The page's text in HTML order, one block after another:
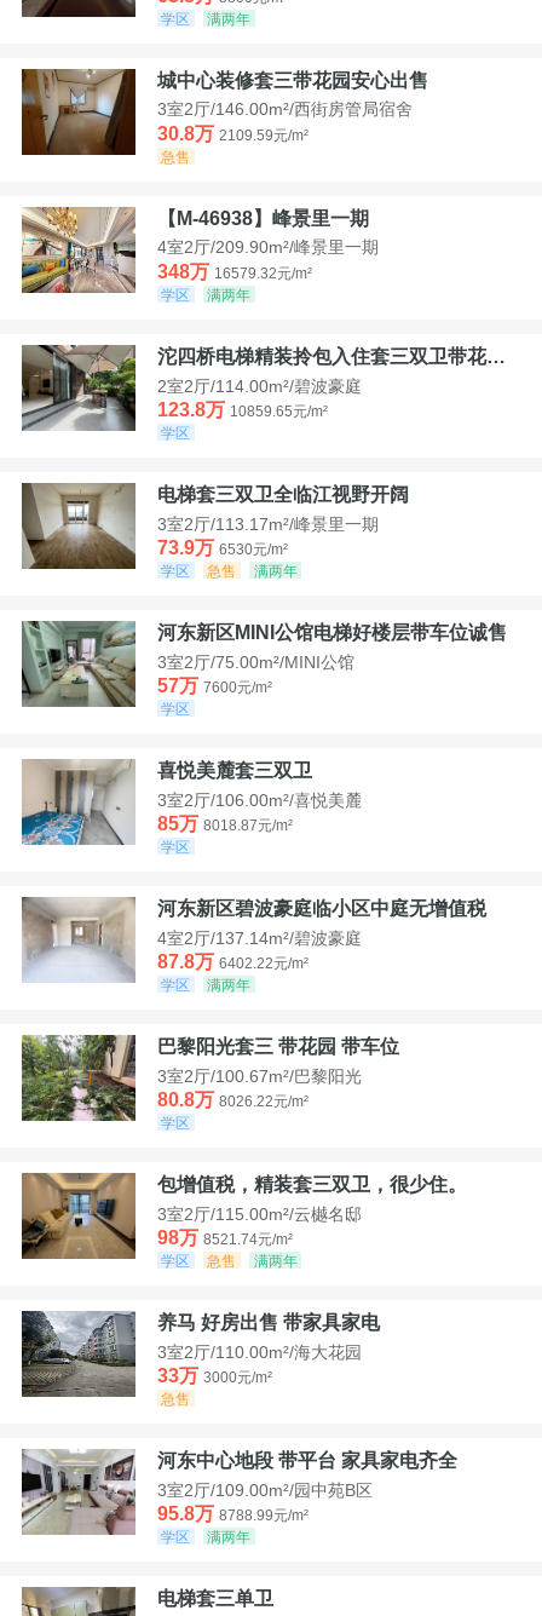
学区
满两年
城中心装修套三带花园安心出售
3室2厅/146.00m²/西街房管局宿舍
30.8万 2109.59元/m²
急售
【M-46938】峰景里一期
4室2厅/209.90m²/峰景里一期
348万 16579.32元/m²
学区
满两年
沱四桥电梯精装拎包入住套三双卫带花园40平米带车位
2室2厅/114.00m²/碧波豪庭
123.8万 10859.65元/m²
学区
电梯套三双卫全临江视野开阔
3室2厅/113.17m²/峰景里一期
73.9万 6530元/m²
学区
急售 满两年
河东新区MINI公馆电梯好楼层带车位诚售
3室2厅/75.00m²/MINI公馆
57万 7600元/m²
学区
喜悦美麓套三双卫
3室2厅/106.00m²/喜悦美麓
85万 8018.87元/m²
学区
河东新区碧波豪庭临小区中庭无增值税
4室2厅/137.14m²/碧波豪庭
87.8万 6402.22元/m²
学区
满两年
巴黎阳光套三 带花园 带车位
3室2厅/100.67m²/巴黎阳光
80.8万 8026.22元/m²
学区
包增值税，精装套三双卫，很少住。
3室2厅/115.00m²/云樾名邸
98万 8521.74元/m²
学区
急售 满两年
养马 好房出售 带家具家电
3室2厅/110.00m²/海大花园
33万 3000元/m²
急售
河东中心地段 带平台 家具家电齐全
3室2厅/109.00m²/园中苑B区
95.8万 8788.99元/m²
学区
满两年
电梯套三单卫